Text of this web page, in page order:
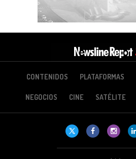
CONTENIDOS PLATAFORMAS
NEGOCIOS CINE SATÉLITE